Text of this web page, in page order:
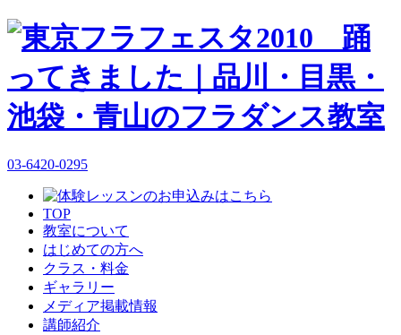
03-6420-0295
TOP
教室について
はじめての方へ
クラス・料金
ギャラリー
メディア掲載情報
講師紹介